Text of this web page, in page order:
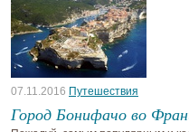
07.11.2016 Путешествия
Город Бонифачо во